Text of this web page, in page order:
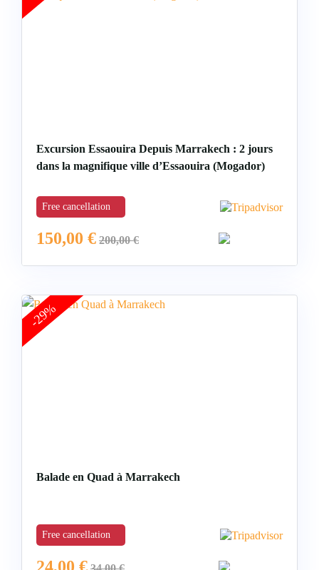
Excursion Essaouira Depuis Marrakech : 2 jours
dans la magnifique ville d’Essaouira (Mogador)
Free cancellation
150,00 € 200,00€
-29%
Balade en Quad à Marrakech
Free cancellation